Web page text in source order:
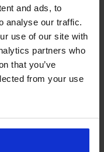
and ads, to
analyse our traffic.
use of our site with
partners who
that you’ve
from your use